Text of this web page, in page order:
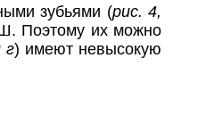
зубьями (рис. 4,
Поэтому их можно
г) имеют невысокую